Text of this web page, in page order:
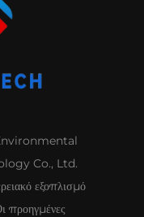
Co., Ltd.
εξοπλισμό
προηγμένες